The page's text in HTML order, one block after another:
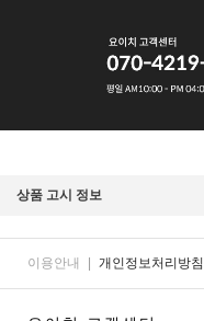
상품 고시 정보
이용안내 | 개인정보처리방침